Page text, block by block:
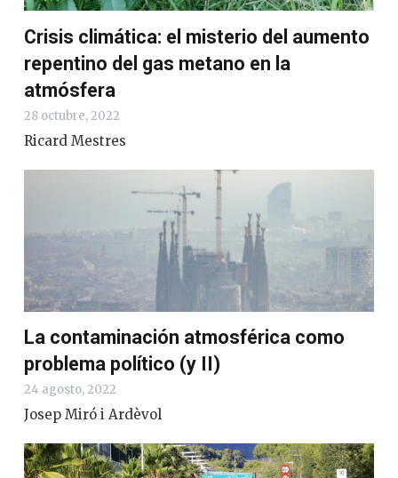
Crisis climática: el misterio del aumento
repentino del gas metano en la
atmósfera
28 octubre, 2022
Ricard Mestres
La contaminación atmosférica como
problema político (y II)
24 agosto, 2022
Josep Miró i Ardèvol